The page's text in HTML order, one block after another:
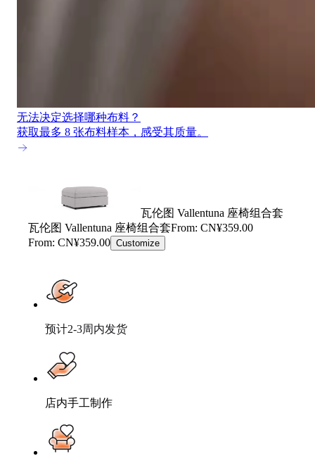
无法决定选择哪种布料？
获取最多 8 张布料样本，感受其质量。
瓦伦图 Vallentuna 座椅组合套
瓦伦图 Vallentuna 座椅组合套From: CN¥359.00
From: CN¥359.00 Customize
预计2-3周内发货
店内手工制作